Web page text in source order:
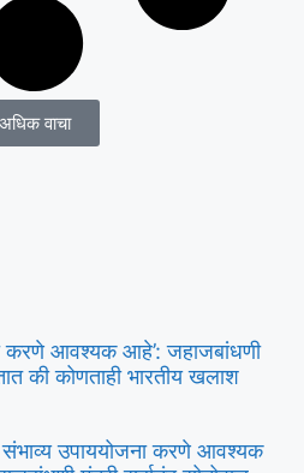
अधिक वाचा
करणे आवश्यक आहे’: जहाजबांधणी
की कोणताही भारतीय खलाश
संभाव्य उपाययोजना करणे आवश्यक